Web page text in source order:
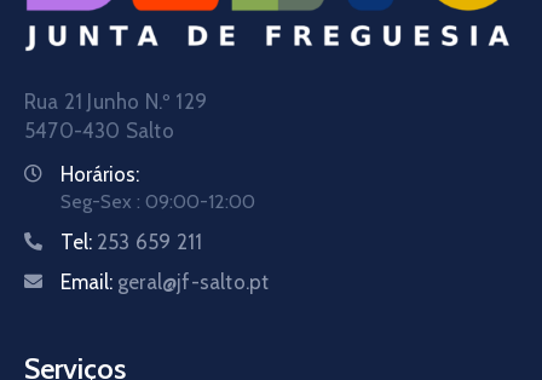
Rua 21 Junho N.º 129
5470-430 Salto
Horários:
Seg-Sex : 09:00-12:00
Tel: 253 659 211
Email: geral@jf-salto.pt
Serviços